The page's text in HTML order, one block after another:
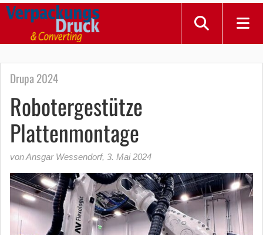
Drupa 2024
Robotergestütze
Plattenmontage
von Ansgar Wessendorf, 3. Mai 2024